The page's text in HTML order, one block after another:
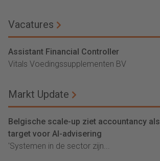
Vacatures
Assistant Financial Controller
Vitals Voedingssupplementen BV
Markt Update
Belgische scale-up ziet accountancy als
target voor AI-advisering
'Systemen in de sector zijn...